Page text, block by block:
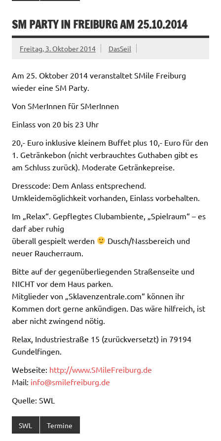
SM PARTY IN FREIBURG AM 25.10.2014
Freitag, 3. Oktober 2014 DasSeil
Am 25. Oktober 2014 veranstaltet SMile Freiburg
wieder eine SM Party.
Von SMerInnen für SMerInnen
Einlass von 20 bis 23 Uhr
20,- Euro inklusive kleinem Buffet plus 10,- Euro für den
1. Getränkebon (nicht verbrauchtes Guthaben gibt es
am Schluss zurück). Moderate Getränkepreise.
Dresscode: Dem Anlass entsprechend.
Umkleidemöglichkeit vorhanden, Einlass vorbehalten.
Im „Relax“. Gepflegtes Clubambiente, „Spielraum“ – es
darf aber ruhig
überall gespielt werden
Dusch/Nassbereich und
neuer Raucherraum.
Bitte auf der gegenüberliegenden Straßenseite und
NICHT vor dem Haus parken.
Mitglieder von „Sklavenzentrale.com“ können ihr
Kommen dort gerne ankündigen. Das wäre hilfreich, ist
aber nicht zwingend nötig.
Relax, Industriestraße 15 (zurückversetzt) in 79194
Gundelfingen.
Webseite: http://www.SMileFreiburg.de
Mail: info@smilefreiburg.de
Quelle: SWL
SWL Termine